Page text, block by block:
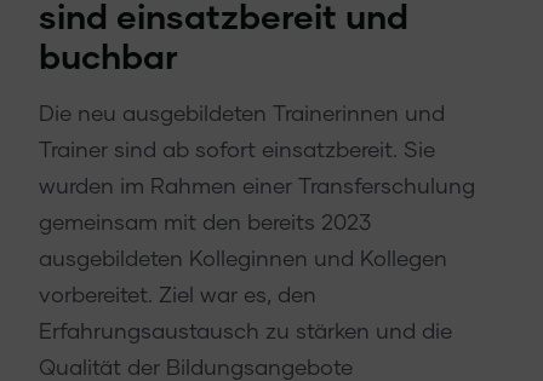
sind einsatzbereit und
buchbar
Die neu ausgebildeten Trainerinnen und
Trainer sind ab sofort einsatzbereit. Sie
wurden im Rahmen einer Transferschulung
gemeinsam mit den bereits 2023
ausgebildeten Kolleginnen und Kollegen
vorbereitet. Ziel war es, den
Erfahrungsaustausch zu stärken und die
Qualität der Bildungsangebote